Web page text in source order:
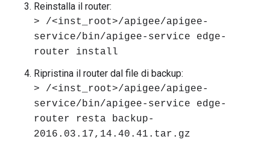
Reinstalla il router:
> /<inst_root>/apigee/apigee-
service/bin/apigee-service edge-
router install
Ripristina il router dal file di backup:
> /<inst_root>/apigee/apigee-
service/bin/apigee-service edge-
router resta backup-
2016.03.17,14.40.41.tar.gz